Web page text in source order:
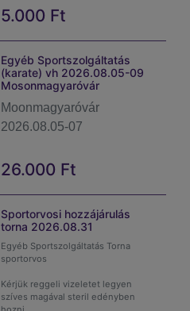
hogy a behívás
szakosztályonként és
nemenként történik,
ezért kérem, a
megjelenéskor
türelmesnek lenni!
Senior
teljes labor és
EKG lelet
szükséges.
teljesítsék, és vizsgálatra
amit a befizetésről kapnak!
5.000 Ft
Egyéb Sportszolgáltatás
(karate) vh 2026.08.05-09
Mosonmagyaróvár
Moonmagyaróvár
2026.08.05-07
26.000 Ft
Sportorvosi hozzájárulás
torna 2026.08.31
Egyéb Sportszolgáltatás Torna
sportorvos
Kérjük reggeli vizeletet legyen
szíves magával steril edényben